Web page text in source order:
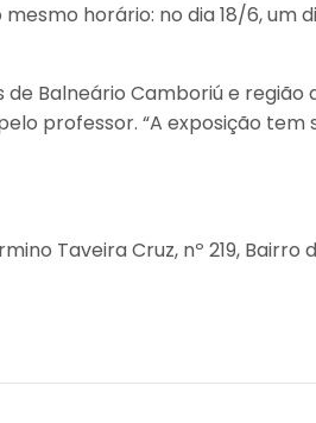
horário: no dia 18/6, um
Balneário Camboriú e região
professor. “A exposição tem
Taveira Cruz, nº 219, Bairro